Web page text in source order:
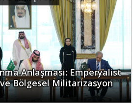
Anlaşması: Emperyalist
Bölgesel Militarizasyon